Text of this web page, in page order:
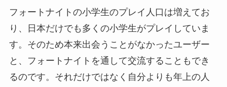
フォートナイトの小学生のプレイ人口は増えてお
り、日本だけでも多くの小学生がプレイしていま
す。そのため本来出会うことがなかったユーザー
と、フォートナイトを通して交流することもでき
るのです。それだけではなく自分よりも年上の人